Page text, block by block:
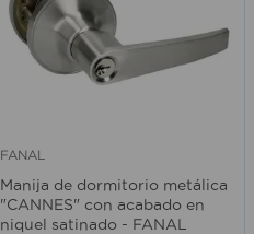
Vista rápida
FANAL
Manija de dormitorio metálica
"CANNES" con acabado en
niquel satinado - FANAL